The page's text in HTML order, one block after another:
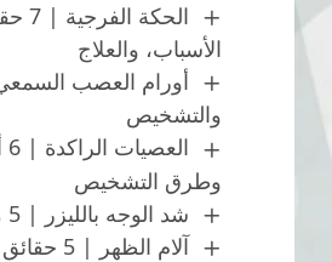
الأسباب، والعلاج
والتشخيص
وطرق التشخيص
شد الوجه بالليزر | 5 مميزات مذهلة
آلام